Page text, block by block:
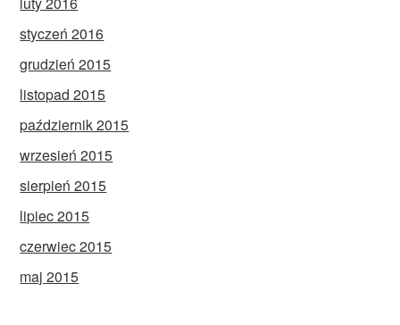
styczeń 2016
grudzień 2015
listopad 2015
październik 2015
wrzesień 2015
sierpień 2015
lipiec 2015
czerwiec 2015
maj 2015